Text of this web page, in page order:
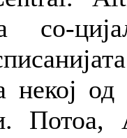
со-
од
Потоа,